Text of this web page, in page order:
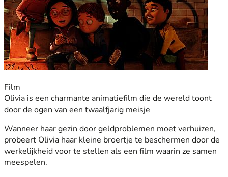
Film
Olivia is een charmante animatiefilm die de wereld toont
door de ogen van een twaalfjarig meisje
Wanneer haar gezin door geldproblemen moet verhuizen,
probeert Olivia haar kleine broertje te beschermen door de
werkelijkheid voor te stellen als een film waarin ze samen
meespelen.